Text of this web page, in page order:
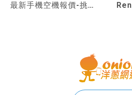
最新手機空機報價-挑戰